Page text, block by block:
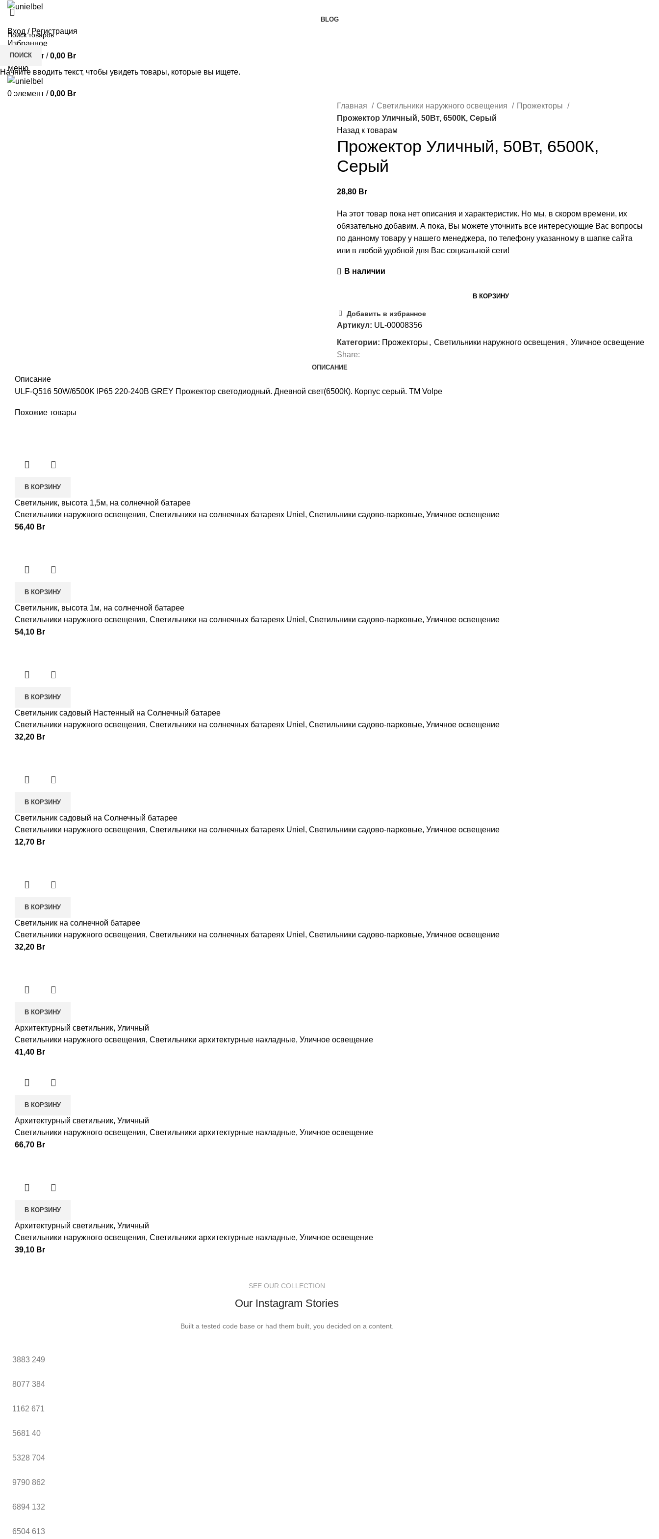
BLOG
Вход / Регистрация
Избранное
0элемент / 0,00 Br
Меню
0 элемент / 0,00 Br
Главная Светильники наружного освещения
Прожекторы
Прожектор Уличный, 50Вт, 6500К, Серый
Назад к товарам
Прожектор Уличный, 50Вт, 6500К,
Серый
28,80 Br
На этот товар пока нет описания и характеристик. Но мы, в скором времени, их
обязательно добавим. А пока, Вы можете уточнить все интересующие Вас вопросы
по данному товару у нашего менеджера, по телефону указанному в шапке сайта
или в любой удобной для Вас социальной сети!
В наличии
В КОРЗИНУ
Добавить в избранное
Артикул: UL-00008356
Категории: Прожекторы , Светильники наружного освещения , Уличное освещение
Share:
ОПИСАНИЕ
Описание
ULF-Q516 50W/6500K IP65 220-240В GREY Прожектор светодиодный. Дневной свет(6500К). Корпус серый. TM Volpe
Похожие товары
В КОРЗИНУ
Светильник, высота 1,5м, на солнечной батарее
Светильники наружного освещения, Светильники на солнечных батареях Uniel , Светильники садово-парковые, Уличное освещение
56,40 Br
В КОРЗИНУ
Светильник, высота 1м, на солнечной батарее
Светильники наружного освещения, Светильники на солнечных батареях Uniel , Светильники садово-парковые, Уличное освещение
54,10 Br
В КОРЗИНУ
Светильник садовый Настенный на Солнечный батарее
Светильники наружного освещения, Светильники на солнечных батареях Uniel , Светильники садово-парковые, Уличное освещение
32,20 Br
В КОРЗИНУ
Светильник садовый на Солнечный батарее
Светильники наружного освещения, Светильники на солнечных батареях Uniel , Светильники садово-парковые, Уличное освещение
12,70 Br
В КОРЗИНУ
Светильник на солнечной батарее
Светильники наружного освещения, Светильники на солнечных батареях Uniel , Светильники садово-парковые, Уличное освещение
32,20 Br
В КОРЗИНУ
Архитектурный светильник, Уличный
Светильники наружного освещения, Светильники архитектурные накладные, Уличное освещение
41,40 Br
В КОРЗИНУ
Архитектурный светильник, Уличный
Светильники наружного освещения, Светильники архитектурные накладные, Уличное освещение
66,70 Br
В КОРЗИНУ
Архитектурный светильник, Уличный
Светильники наружного освещения, Светильники архитектурные накладные, Уличное освещение
39,10 Br
SEE OUR COLLECTION
Our Instagram Stories
Built a tested code base or had them built, you decided on a content.
3883 249
8077 384
1162 671
5681 40
5328 704
9790 862
6894 132
6504 613
ПОИСК
Начните вводить текст, чтобы увидеть товары, которые вы ищете.